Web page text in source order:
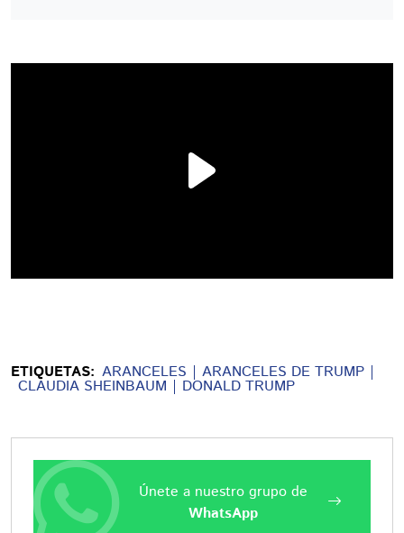
ETIQUETAS: ARANCELES ARANCELES DE TRUMP
CLAUDIA SHEINBAUM DONALD TRUMP
Únete a nuestro grupo de
WhatsApp